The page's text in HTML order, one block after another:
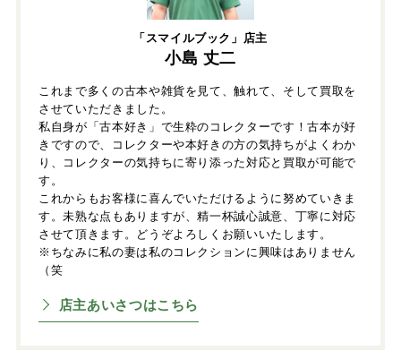
「スマイルブック」店主
小島 丈二
これまで多くの古本や雑貨を見て、触れて、そして買取を
させていただきました。
私自身が「古本好き」で生粋のコレクターです！古本が好
きですので、コレクターや本好きの方の気持ちがよくわか
り、コレクターの気持ちに寄り添った対応と買取が可能で
す。
これからもお客様に喜んでいただけるように努めていきま
す。未熟な点もありますが、精一杯誠心誠意、丁寧に対応
させて頂きます。どうぞよろしくお願いいたします。
※ちなみに私の妻は私のコレクションに興味はありません
（笑
店主あいさつはこちら